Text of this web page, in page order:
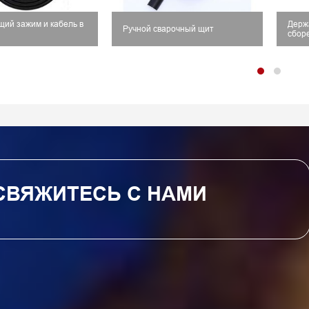
зажим и кабель в
Ручной сварочный щит
С НАМИ